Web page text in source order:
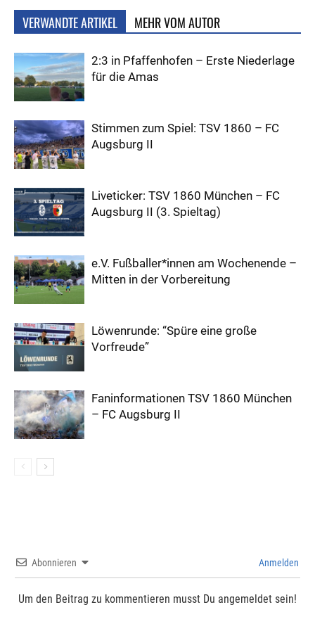
VERWANDTE ARTIKEL MEHR VOM AUTOR
2:3 in Pfaffenhofen – Erste Niederlage
für die Amas
Stimmen zum Spiel: TSV 1860 – FC
Augsburg II
Liveticker: TSV 1860 München – FC
Augsburg II (3. Spieltag)
e.V. Fußballer*innen am Wochenende –
Mitten in der Vorbereitung
Löwenrunde: “Spüre eine große
Vorfreude”
Faninformationen TSV 1860 München
– FC Augsburg II
Abonnieren Anmelden
Um den Beitrag zu kommentieren musst Du angemeldet sein!